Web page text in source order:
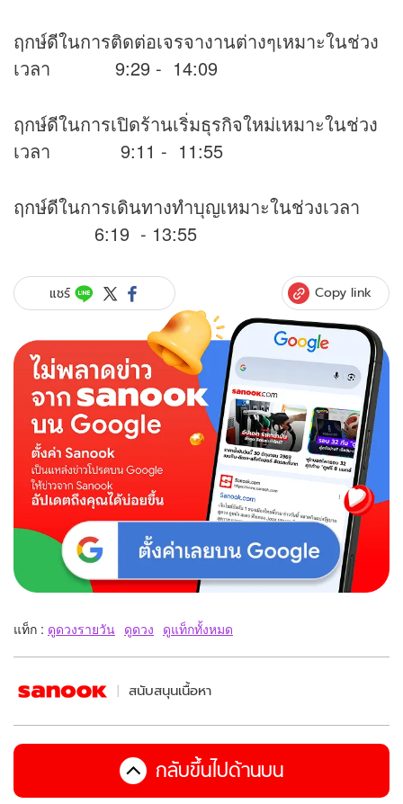
ฤกษ์ดีในการติดต่อเจรจางานต่างๆเหมาะในช่วง
เวลา 9:29 - 14:09
ฤกษ์ดีในการเปิดร้านเริ่มธุรกิจใหม่เหมาะในช่วง
เวลา 9:11 - 11:55
ฤกษ์ดีในการเดินทางทำบุญเหมาะในช่วงเวลา
6:19 - 13:55
แชร์ Copy link
แท็ก : ดูดวงรายวัน ดูดวง ดูแท็กทั้งหมด
สนับสนุนเนื้อหา
กลับขึ้นไปด้านบน